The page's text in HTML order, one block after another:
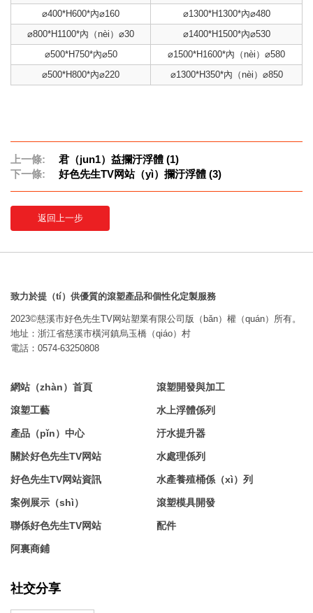
⌀400*H600*內⌀160
⌀1300*H1300*內⌀480
⌀800*H1100*內（nèi）⌀30
⌀1400*H1500*內⌀530
⌀500*H750*內⌀50
⌀1500*H1600*內（nèi）⌀580
⌀500*H800*內⌀220
⌀1300*H350*內（nèi）⌀850
上一條:
君（jun1）益攔汙浮體 (1)
下一條:
好色先生TV网站（yì）攔汙浮體 (3)
返回上一步
致力於提（tí）供優質的滾塑產品和個性化定製服務
2023©慈溪市好色先生TV网站塑業有限公司版（bǎn）權（quán）所有。
地址：浙江省慈溪市橫河鎮烏玉橋（qiáo）村
電話：0574-63250808
網站（zhàn）首頁
滾塑工藝
產品（pǐn）中心
關於好色先生TV网站
好色先生TV网站資訊
案例展示（shì）
聯係好色先生TV网站
阿裏商鋪
滾塑開發與加工
水上浮體係列
汙水提升器
水處理係列
水產養殖桶係（xì）列
滾塑模具開發
配件
社交分享